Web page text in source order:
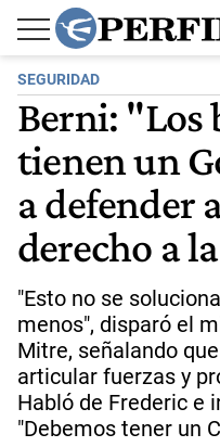
SEGURIDAD
Berni: "Los
tienen un
a defender
derecho a
"Esto no se
menos", disparó el
Mitre, señalando
articular fuerzas y
Habló de Frederic e
"Debemos tener un